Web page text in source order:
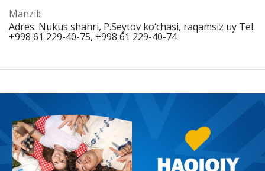
Manzil:
Adres: Nukus shahri, P.Seytov ko‘chasi, raqamsiz uy Tel:
+998 61 229-40-75, +998 61 229-40-74